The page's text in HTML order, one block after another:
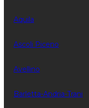
Aquila
Ascoli Piceno
Avellino
Barletta-Andria-Trani